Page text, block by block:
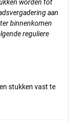
worden tot
aan
binnenkomen
reguliere
stukken vast te